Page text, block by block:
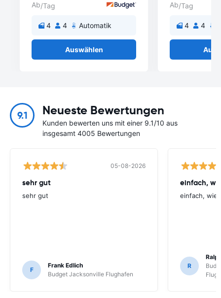
Ab/Tag
4 4 Automatik
Auswählen
Ab/Tag
4 4
9.1 Neueste Bewertungen
Kunden bewerten uns mit einer 9.1/10 aus
insgesamt 4005 Bewertungen
05-08-2026
sehr gut
sehr gut
F
Frank Edlich
Budget Jacksonville Flughafen
einfach,
einfach, wie
R